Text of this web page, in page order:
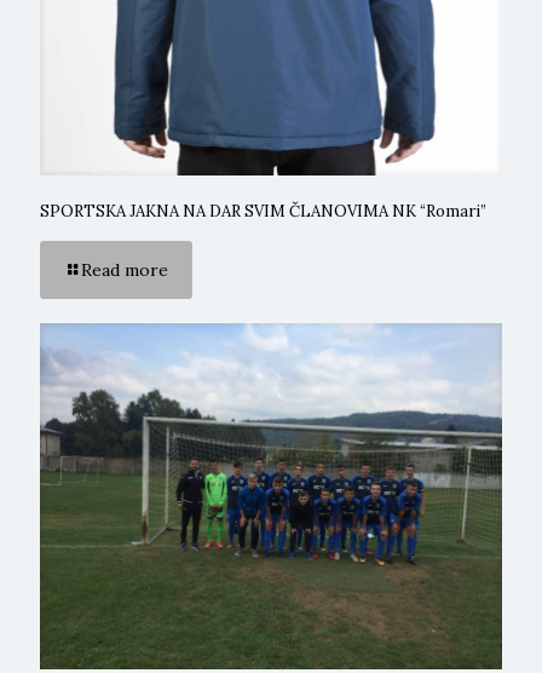
SPORTSKA JAKNA NA DAR SVIM ČLANOVIMA NK “Romari”
Read more